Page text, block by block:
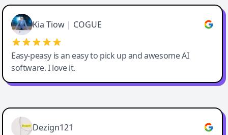
Cody Crabb
Great service, Best AI tool
Kia Tiow | COGUE
Easy-peasy is an easy to pick up and awesome AI
software. I love it.
Easy-Peasy AI
Dezign121